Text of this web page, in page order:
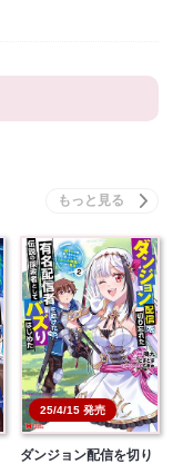
25/4/15 発売
ダンジョン配信を切り